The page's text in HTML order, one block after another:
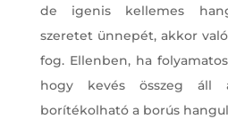
de igenis kellemes
szeretet ünnepét, akkor
fog. Ellenben, ha
hogy kevés összeg áll
borítékolható a borús